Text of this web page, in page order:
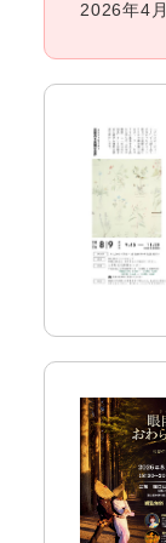
2026年4